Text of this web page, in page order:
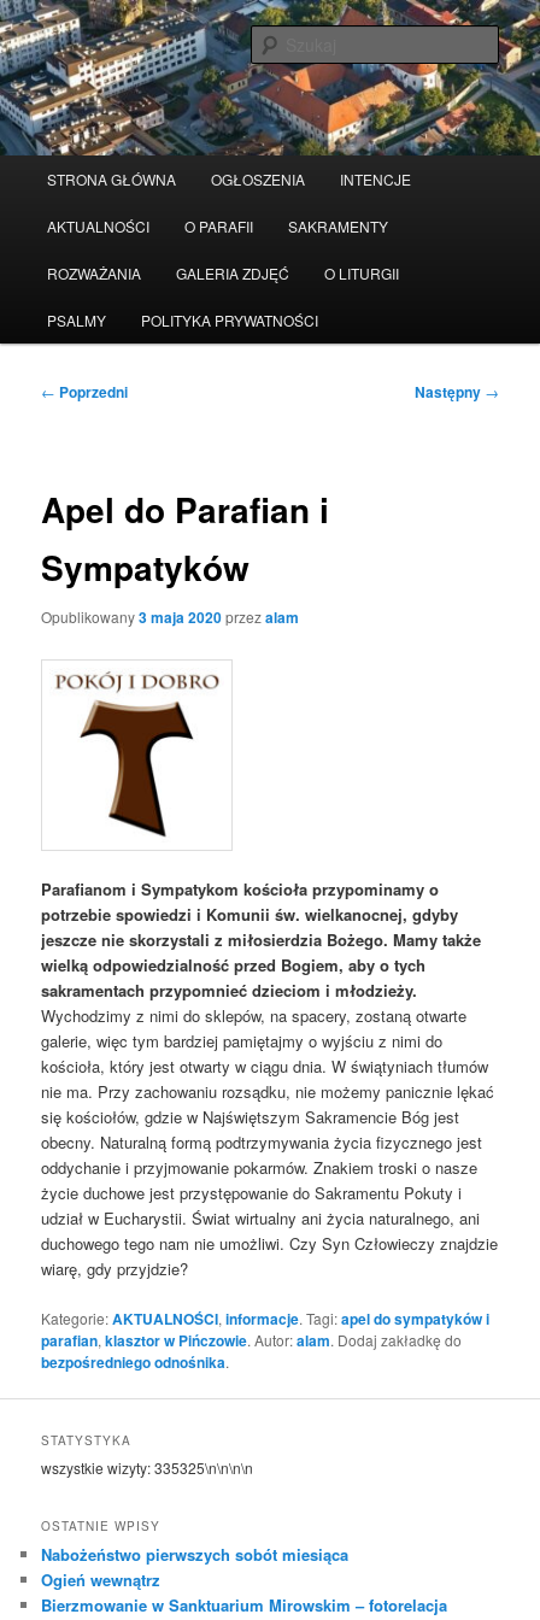
Przeskocz
do
tekstu
STRONA GŁÓWNA OGŁOSZENIA INTENCJE
AKTUALNOŚCI O PARAFII SAKRAMENTY
ROZWAŻANIA GALERIA ZDJĘĆ O LITURGII
PSALMY POLITYKA PRYWATNOŚCI
Nawigacja
← Poprzedni Następny →
Apel do Parafian i
Sympatyków
Opublikowany3 maja 2020przezalam
Parafianom i Sympatykom kościoła przypominamy o
potrzebie spowiedzi i Komunii św. wielkanocnej, gdyby
jeszcze nie skorzystali z miłosierdzia Bożego. Mamy także
wielką odpowiedzialność przed Bogiem, aby o tych
sakramentach przypomnieć dzieciom i młodzieży.
Wychodzimy z nimi do sklepów, na spacery, zostaną otwarte
galerie, więc tym bardziej pamiętajmy o wyjściu z nimi do
kościoła, który jest otwarty w ciągu dnia. W świątyniach tłumów
nie ma. Przy zachowaniu rozsądku, nie możemy panicznie lękać
się kościołów, gdzie w Najświętszym Sakramencie Bóg jest
obecny. Naturalną formą podtrzymywania życia fizycznego jest
oddychanie i przyjmowanie pokarmów. Znakiem troski o nasze
życie duchowe jest przystępowanie do Sakramentu Pokuty i
udział w Eucharystii. Świat wirtualny ani życia naturalnego, ani
duchowego tego nam nie umożliwi. Czy Syn Człowieczy znajdzie
wiarę, gdy przyjdzie?
Kategorie:AKTUALNOŚCI,informacje. Tagi:apel do sympatyków i
parafian,klasztor w Pińczowie. Autor:alam. Dodaj zakładkę do
bezpośredniego odnośnika.
STATYSTYKA
wszystkie wizyty:335325\n\n\n\n
OSTATNIE WPISY
Nabożeństwo pierwszych sobót miesiąca
Ogień wewnątrz
Bierzmowanie w Sanktuarium Mirowskim – fotorelacja
Serwis wykorzystuje pliki Cookies Czytaj więcej odrzuć